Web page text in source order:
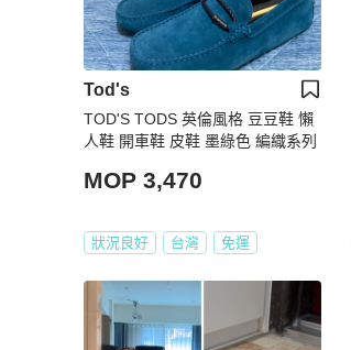
Tod's
TOD'S TODS 英倫風格 豆豆鞋 懶
人鞋 開車鞋 皮鞋 墨綠色 編織系列
MOP 3,470
狀況良好 台灣 免運